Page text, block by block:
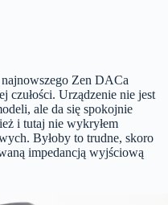
Zen DACa
czułości. Urządzenie nie jest
ale da się spokojnie
i tutaj nie wykryłem
Byłoby to trudne, skoro
impedancją wyjściową